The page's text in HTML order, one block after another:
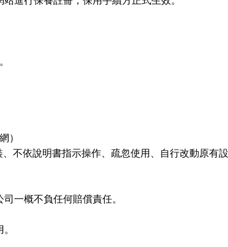
）
不依說明書指示操作、疏忽使用、自行改動原有
一概不負任何賠償責任。